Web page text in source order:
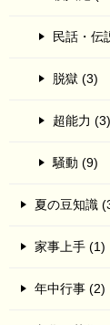
民話・伝
脱獄 (3)
超能力 (3)
騒動 (9)
夏の豆知識
家事上手 (1)
年中行事 (2)